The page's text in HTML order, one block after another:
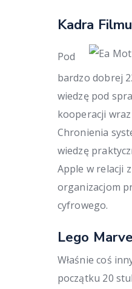
Kadra
Pod
bardzo dobrej
wiedzę pod
kooperacji wraz
Chronienia
wiedzę
Apple w relacji
organizacjom
cyfrowego.
Lego
Właśnie coś
początku 20